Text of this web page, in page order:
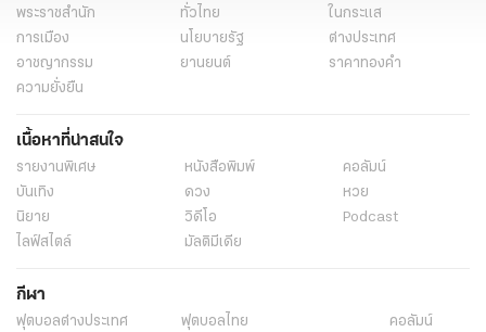
พระราชสำนัก ทั่วไทย
ในกระแส
การเมือง
นโยบายรัฐ
ต่างประเทศ
อาชญากรรม
ยานยนต์
ราคาทองคำ
ความยั่งยืน
เนื้อหาที่น่าสนใจ
รายงานพิเศษ หนังสือพิมพ์
คอลัมน์
บันเทิง
ดวง
หวย
นิยาย
วิดีโอ
Podcast
ไลฟ์สไตล์
มัลติมีเดีย
กีฬา
ฟุตบอลต่่างประเทศ ฟุตบอลไทย
คอลัมน์